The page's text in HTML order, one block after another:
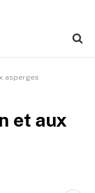
asperges
et aux